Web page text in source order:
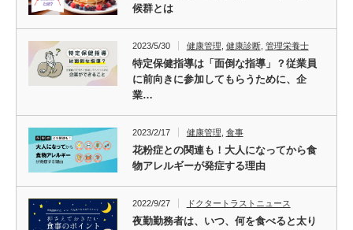
候群とは
2023/5/30 健康管理 健康診断, 管理栄養士
特定保健指導は「面倒な指導」？従業員
に前向きに参加してもらうために、企
業…
2023/2/17 健康管理 食事
花粉症との関連も！大人になってから食
物アレルギーが発症する理由
2022/9/27 ドクタートラストニュース
夜勤勤務者は、いつ、何を食べると太り